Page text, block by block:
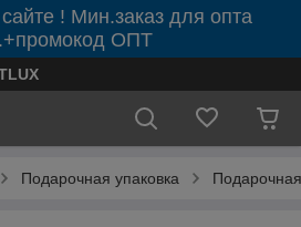
! Мин.заказ для опта
ОПТ
Подарочная упаковка